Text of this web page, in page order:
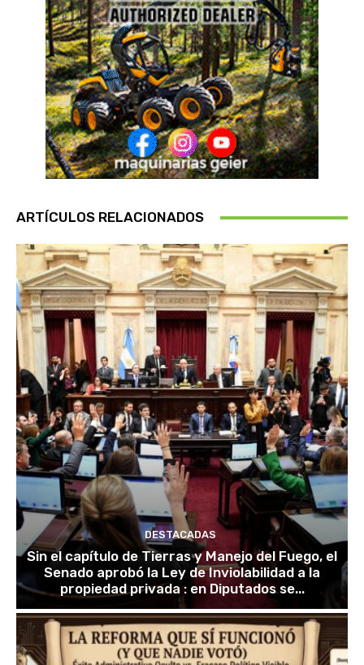
ARTÍCULOS RELACIONADOS
DESTACADAS
Sin el capítulo de Tierras y Manejo del Fuego, el
Senado aprobó la Ley de Inviolabilidad a la
propiedad privada : en Diputados se...